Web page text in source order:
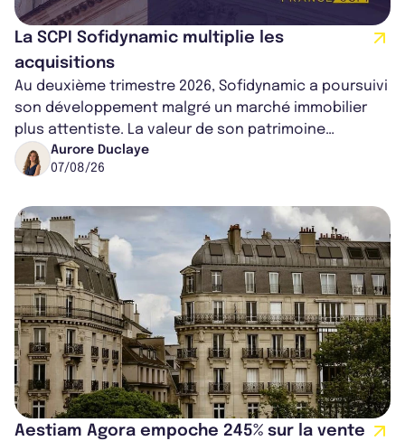
La SCPI Sofidynamic multiplie les
acquisitions
Au deuxième trimestre 2026, Sofidynamic a poursuivi
son développement malgré un marché immobilier
plus attentiste. La valeur de son patrimoine
progresse de 3,8% à périmètre constan...
Aurore Duclaye
07/08/26
Aestiam Agora empoche 245% sur la vente